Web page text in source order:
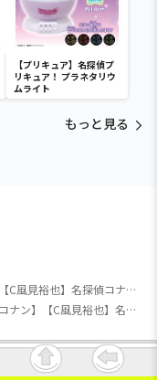
【プリキュア】名探偵プ
リキュア！ プラネタリウ
ムライト
もっと見る
【名探偵コナン】【C風見裕也】名探偵コナン [PtZ]ショルダー付シリコンポーチVol.3
【名探偵コナン】【C風見裕也】名探偵コナン [PtZ]ショルダー付シリコンポーチVol.3